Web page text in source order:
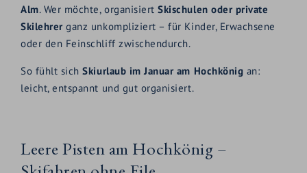
Alm. Wer möchte, organisiertSkischulen oder private
Skilehrer ganz unkompliziert – für Kinder, Erwachsene
oder den Feinschliff zwischendurch.
So fühlt sichSkiurlaub im Januar am Hochkönig an:
leicht, entspannt und gut organisiert.
Leere Pisten am Hochkönig –